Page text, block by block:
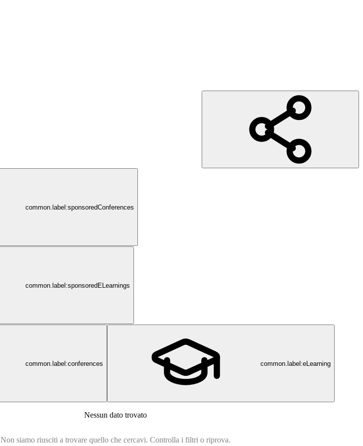
common.label:sponsoredConferences
common.label:sponsoredELearnings
common.label:conferences common.label:eLearning
Nessun dato trovato
Non siamo riusciti a trovare quello che cercavi. Controlla i filtri o riprova.